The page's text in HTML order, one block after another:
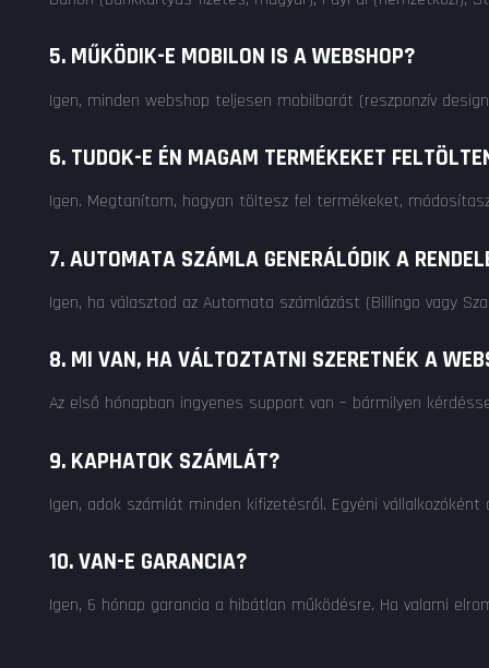
5. MŰKÖDIK-E MOBILON IS A WEBSHOP?
Igen, minden webshop teljesen mobilbarát (reszponzív
6. TUDOK-E ÉN MAGAM TERMÉKEKET
Igen. Megtanítom, hogyan töltesz fel termékeket,
7. AUTOMATA SZÁMLA GENERÁLÓDIK A
Igen, ha választod az Automata számlázást (Billingo vagy
8. MI VAN, HA VÁLTOZTATNI SZERETNÉK A
Az első hónapban ingyenes support van – bármilyen
9. KAPHATOK SZÁMLÁT?
Igen, adok számlát minden kifizetésről. Egyéni vállalkozóként
10. VAN-E GARANCIA?
Igen, 6 hónap garancia a hibátlan működésre. Ha valami